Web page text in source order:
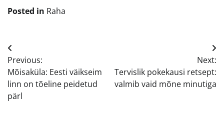
Posted in Raha
Navigeerimine
Previous:
Mõisaküla: Eesti väikseim
linn on tõeline peidetud
pärl
Next:
Tervislik pokekausi retsept:
valmib vaid mõne minutiga